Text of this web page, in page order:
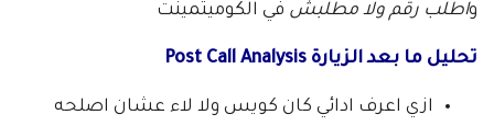
واطلب رقم ولا مطلبش في الكوميتمينت
تحليل ما بعد الزيارة Post Call Analysis
ازي اعرف ادائي كان كويس ولا لاء عشان اصلحه